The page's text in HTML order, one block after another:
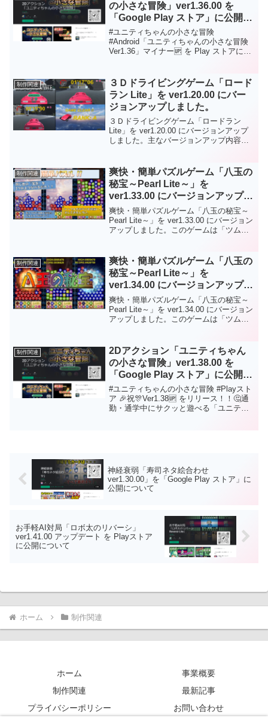
ました。細かい機能改善と内部処理を最
適化しました。
の小さな冒険」ver1.36.00 を
「Google Play ストア」に公開に
ついて
#ユニティちゃんの小さな冒険
#Android「ユニティちゃんの小さな冒険
Ver1.36」マイナー🆙 を Play ストアにリ
す。是非是非、お試しください🥳応援、
よろしくお願いします😘⚔Playストア
⚔https://play.google.com/store/apps/deta
ils?
id=com.HatanaKikaku.LittleAdventureLite
制作関連
３Ｄドライビングゲーム「ロード
ラン Lite」を ver1.20.00 にバー
ジョンアップしました。
３Ｄドライビングゲーム「ロードラン
Lite」を ver1.20.00 にバージョンアップ
しました。主なバージョンアップ内容は
うにしました。「タイトルロゴ」、「音
量設定画面」でデザインを変更しまし
た。ダウンロードなしでＰＣのブラウザ
で遊ぶことができます。もちろんフリー
ソフトです。
制作関連
爽快・簡単パズルゲーム「八玉の
秘宝～Pearl Lite～」を
ver1.33.00 にバージョンアップし
ました。
爽快・簡単パズルゲーム「八玉の秘宝～
Pearl Lite～」を ver1.33.00 にバージョン
アップしました。このゲームは「ツムツ
ちてきますので同じ種類の宝玉（パー
ル）を３つ以上つなげてください。主な
バージョンアップ内容は次のとおりにな
ります。レベル９９９まで遊べるよう
「ゲームバランス」を調整しました。メ
モリ管理などの内部処理を最適化して全
体的にパフォーマンスを向上しました。
細かい機能改善および不具合を修正しま
ア」からダウンロードしてから遊ぶこと
ができます。Web版はダウンロードなし
でＰＣのブラウザで遊ぶことができま
す。もちろんフリーソフトです。応援、
よろしくお願いします。
制作関連
爽快・簡単パズルゲーム「八玉の
秘宝～Pearl Lite～」を
ver1.34.00 にバージョンアップし
ました。
爽快・簡単パズルゲーム「八玉の秘宝～
Pearl Lite～」を ver1.34.00 にバージョン
アップしました。このゲームは「ツムツ
ちてきますので同じ種類の宝玉（パー
ル）を３つ以上つなげてください。主な
バージョンアップ内容は次のとおりにな
ります。レベル９９９まで遊べるよう
「ゲームバランス」を調整しました。メ
モリ管理などの内部処理を最適化して全
体的にパフォーマンスを向上しました。
細かい機能改善および不具合を修正しま
願いします。
制作関連
2Dアクション「ユニティちゃん
の小さな冒険」ver1.38.00 を
「Google Play ストア」に公開に
ついて
#ユニティちゃんの小さな冒険 #Playスト
ア 🎉祝🎊Ver1.38🆙 をリリース！！🤔通
勤・通学中にサクッと遊べる「ユニティ
?
id=com.HatanaKikaku.LittleAdventureLite
神経衰弱「寿司ネタ絵合わせ
ver1.30.00」を「Google Play ストア」に
公開について
お手軽AI対局「ロボ太のリバーシ」
ver1.41.00 アップデート を Playストア
に公開について
ホーム 制作関連
ホーム
事業概要
制作関連
最新記事
プライバシーポリシー
お問い合わせ